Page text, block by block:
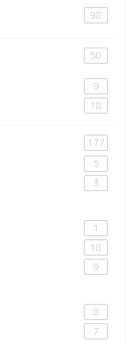
98
50
9
18
177
5
3
1
18
9
8
7